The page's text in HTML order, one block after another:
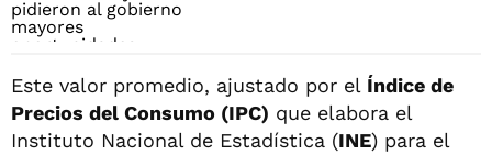
Este valor promedio, ajustado por el Índice de
Precios del Consumo (IPC) que elabora el
Instituto Nacional de Estadística (INE) para el